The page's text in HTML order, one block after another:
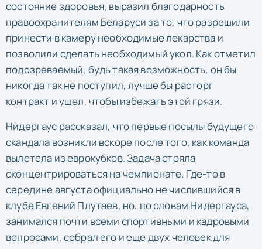
состояние здоровья, выразил благодарность
правоохранителям Беларуси за то, что разрешили
принести в камеру необходимые лекарства и
позволили сделать необходимый укол. Как отметил
подозреваемый, будь такая возможность, он бы
никогда так не поступил, лучше бы расторг
контракт и ушел, чтобы избежать этой грязи.
Нидергаус рассказал, что первые посылы будущего
скандала возникли вскоре после того, как команда
вылетела из еврокубков. Задача стояла
сконцентрироваться на чемпионате. Где-то в
середине августа официально не числившийся в
клубе Евгений Плутаев, но, по словам Нидергауса,
занимался почти всеми спортивными и кадровыми
вопросами, собрал его и еще двух человек для